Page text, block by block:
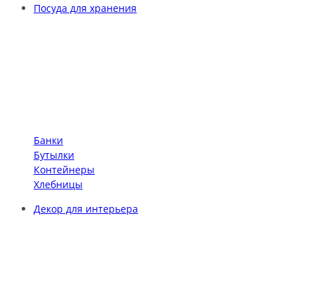
Посуда для хранения
Банки
Бутылки
Контейнеры
Хлебницы
Декор для интерьера